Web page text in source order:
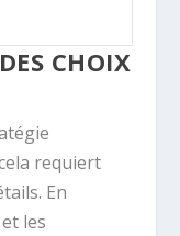
CHOIX
requiert
En
les